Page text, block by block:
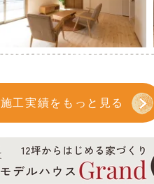
施工実績をもっと見る